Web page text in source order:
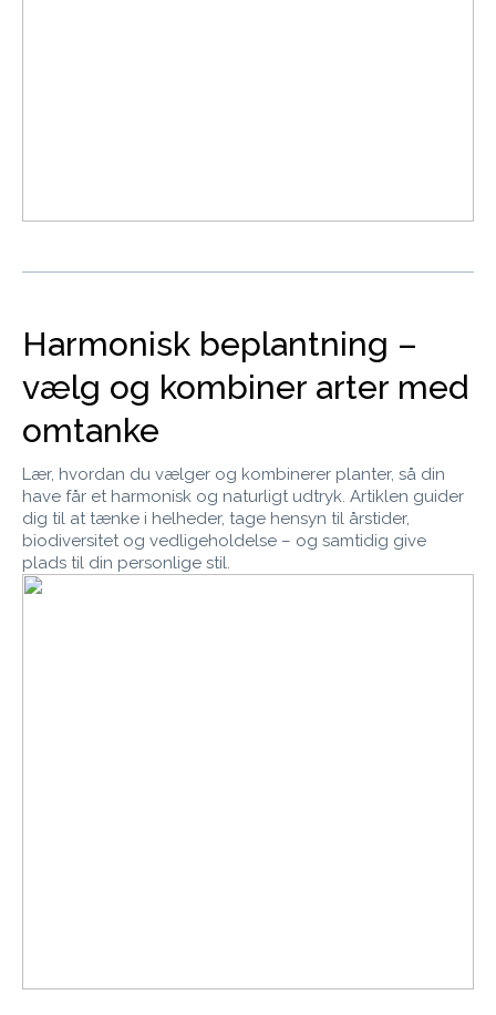
Harmonisk beplantning –
vælg og kombiner arter med
omtanke
Lær, hvordan du vælger og kombinerer planter, så din
have får et harmonisk og naturligt udtryk. Artiklen guider
dig til at tænke i helheder, tage hensyn til årstider,
biodiversitet og vedligeholdelse – og samtidig give
plads til din personlige stil.